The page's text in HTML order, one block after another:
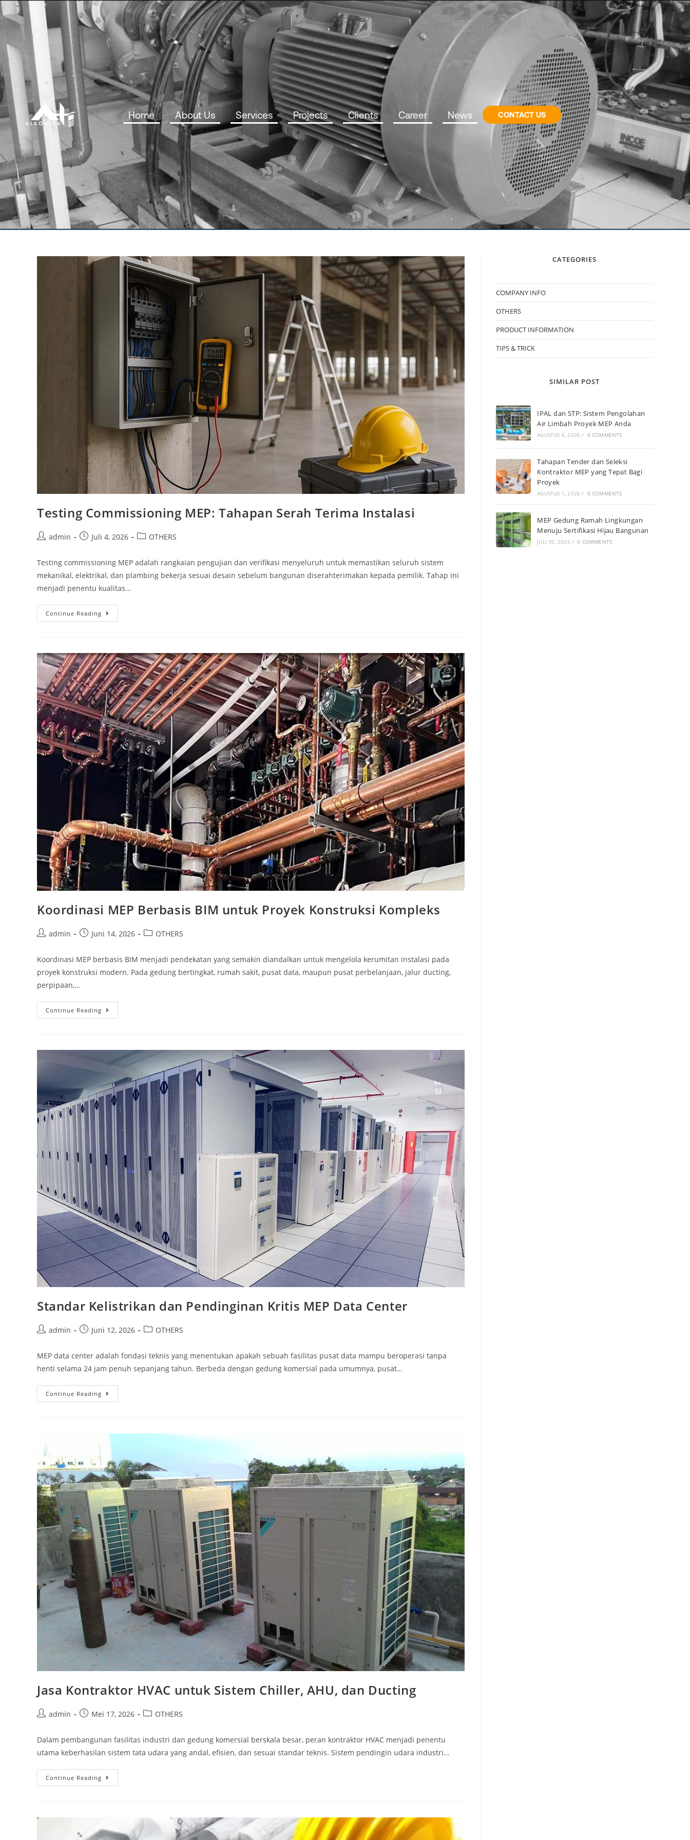
Home About Us Services Projects Clients Career News CONTACT US
Testing Commissioning MEP: Tahapan Serah Terima Instalasi
admin Juli 4, 2026 OTHERS
Testing commissioning MEP adalah rangkaian pengujian dan verifikasi menyeluruh untuk memastikan seluruh sistem
mekanikal, elektrikal, dan plambing bekerja sesuai desain sebelum bangunan diserahterimakan kepada pemilik. Tahap ini
menjadi penentu kualitas…
Continue Reading
Koordinasi MEP Berbasis BIM untuk Proyek Konstruksi Kompleks
admin Juni 14, 2026 OTHERS
Koordinasi MEP berbasis BIM menjadi pendekatan yang semakin diandalkan untuk mengelola kerumitan instalasi pada
proyek konstruksi modern. Pada gedung bertingkat, rumah sakit, pusat data, maupun pusat perbelanjaan, jalur ducting,
perpipaan,…
Continue Reading
Standar Kelistrikan dan Pendinginan Kritis MEP Data Center
admin Juni 12, 2026 OTHERS
MEP data center adalah fondasi teknis yang menentukan apakah sebuah fasilitas pusat data mampu beroperasi tanpa
henti selama 24 jam penuh sepanjang tahun. Berbeda dengan gedung komersial pada umumnya, pusat…
Continue Reading
Jasa Kontraktor HVAC untuk Sistem Chiller, AHU, dan Ducting
admin Mei 17, 2026 OTHERS
Dalam pembangunan fasilitas industri dan gedung komersial berskala besar, peran kontraktor HVAC menjadi penentu
utama keberhasilan sistem tata udara yang andal, efisien, dan sesuai standar teknis. Sistem pendingin udara industri…
Continue Reading
CATEGORIES
COMPANY INFO
OTHERS
PRODUCT INFORMATION
TIPS & TRICK
SIMILAR POST
IPAL dan STP: Sistem Pengolahan
Air Limbah Proyek MEP Anda
AGUSTUS 6, 2026 / 0 COMMENTS
Tahapan Tender dan Seleksi
Kontraktor MEP yang Tepat Bagi
Proyek
AGUSTUS 1, 2026 / 0 COMMENTS
MEP Gedung Ramah Lingkungan
Menuju Sertifikasi Hijau Bangunan
JULI 30, 2026 / 0 COMMENTS